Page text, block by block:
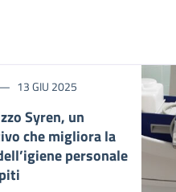
13 GIU 2025
Syren, un
che migliora la
personale